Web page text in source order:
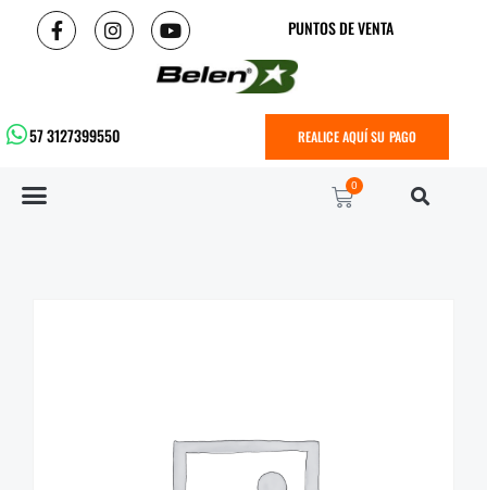
PUNTOS DE VENTA
57 3127399550 REALICE AQUÍ SU PAGO
0